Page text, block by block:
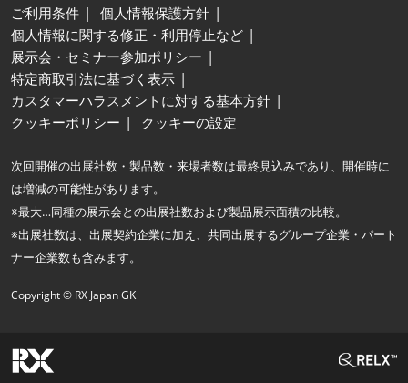
ご利用条件
個人情報保護方針
個人情報に関する修正・利用停止など
展示会・セミナー参加ポリシー
特定商取引法に基づく表示
カスタマーハラスメントに対する基本方針
クッキーポリシー
クッキーの設定
次回開催の出展社数・製品数・来場者数は最終見込みであり、開催時に
は増減の可能性があります。
※最大…同種の展示会との出展社数および製品展示面積の比較。
※出展社数は、出展契約企業に加え、共同出展するグループ企業・パート
ナー企業数も含みます。
Copyright © RX Japan GK